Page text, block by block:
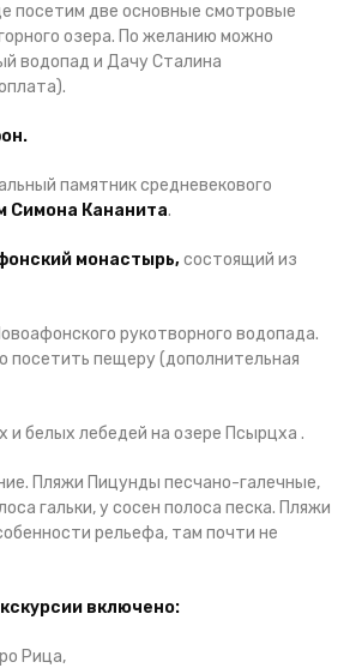
посетим две основные смотровые
озера. По желанию можно
водопад и Дачу Сталина
памятник средневекового
Симона Кананита.
монастырь, состоящий из
рукотворного водопада.
посетить пещеру (дополнительная
и белых лебедей на озере Псырцха .
Пляжи Пицунды песчано-галечные,
гальки, у сосен полоса песка. Пляжи
рельефа, там почти не
включено:
Рица,